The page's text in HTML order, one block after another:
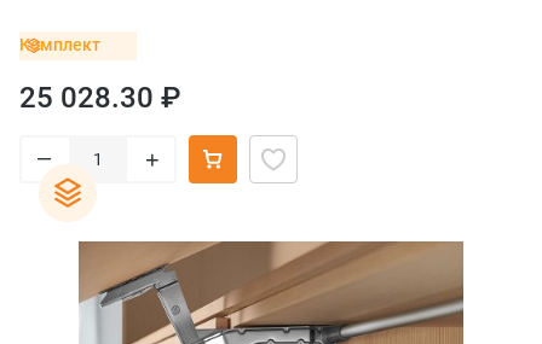
Комплект
25 028.30 ₽
– +